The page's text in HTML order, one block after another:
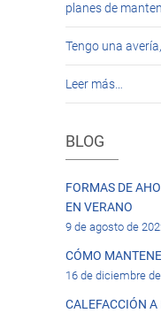
planes de
Tengo una
Leer más…
BLOG
FORMAS DE
EN VERANO
9 de agosto de
CÓMO
16 de diciembre
CALEFACCIÓN A